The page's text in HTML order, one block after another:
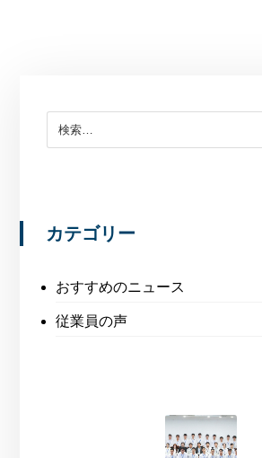
カテゴリー
おすすめのニュース
従業員の声